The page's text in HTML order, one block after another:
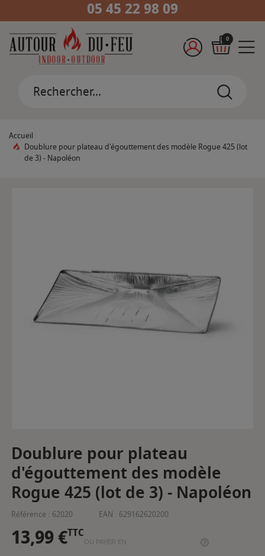
05 45 22 98 09
0
Accueil
Doublure pour plateau d'égouttement des modèle Rogue 425 (lot
de 3) - Napoléon
Doublure pour plateau
d'égouttement des modèle
Rogue 425 (lot de 3) - Napoléon
Référence : 62020 EAN : 629162620200
13,99 €TTC
OU PAYER EN